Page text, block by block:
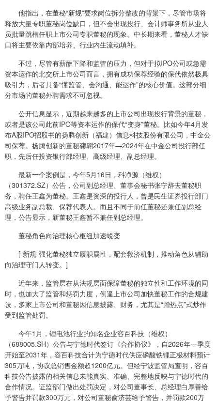
他指出，在董秘“新规”要求岗位拆分整改的背景下，尽管市场将
释放大量专职董秘岗位缺口，但不会出现投行、会计师事务所从业人
员批量跳槽任职上市公司专职董秘的现象。中长期来看，董秘人才缺
口将主要依靠内部培养、行业内生流动填补。
不过，尽管有薪酬下降和监管的压力，但对于拟IPO公司或急需
资本运作的北交所上市公司而言，拥有成功保荐经验的保代依然极具
吸引力，后者具备“懂监管、会沟通、能运作”的核心价值。这部分细
分市场的董秘外聘需求不可忽视。
公开信息显示，近期越来越多的上市公司出现投行背景的董秘，
或者是该公司此前IPO等资本运作的保代“变身”董秘。比如今年4月发
布A股IPO招股书的扬腾创新（福建）信息科技股份有限公司，中金公
司保荐。扬腾创新的董秘龚翱2017年—2024年在中金公司投行部任
职，先后任投资银行部经理、高级经理、副总经理。
最新一个案例是，今年5月16日，科净源（维权）
（301372.SZ）公告，公司副总经理、董事会秘书张宁辞去董秘职
务，聘任王鑫为董秘。王鑫是资深的投行人，曾是民生证券投行部门
高级业务副总裁、保荐代表人。而且不同于前任董秘还兼任副总经
理，公告显示，新董秘王鑫暂不兼任副总经理。
董秘角色向治理核心枢纽加速蜕变
[“新规”强化董秘独立履职属性，配套救济机制，推动角色从辅助
向治理守门人转变。]
近年来，监管层在从法规层面保障董秘的独立性和工作环境的同
时，也加大了监管和惩罚力度，倒逼上市公司加快董秘工作的合规建
设，多家上市公司和董秘因信息披露、财务，尤其是“蹭热点”式炒作
受到监管处罚。
今年1月，锂电池行业的知名企业容百科技（维权）
（688005.SH）公告与宁德时代签订《合作协议》，自2026年一季度
开始至2031年，容百科技合计为宁德时代供应磷酸铁锂正极材料预计
305万吨，协议总销售金额超1200亿元。但经宁波监管局查明，容百
科技公告披露的相关信息未能真实、准确、完整地反映与宁德时代的
合作情况。证监部门做出处罚决定，对公司董事长、总经理白厚善给
予警告并罚款300万元，对公司董秘俞济芸给予警告，并罚款200万